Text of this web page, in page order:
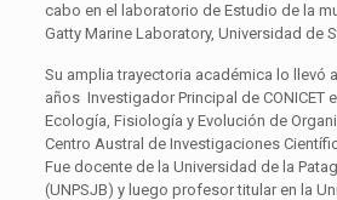
cabo en el laboratorio de Estudio de la
Gatty Marine Laboratory, Universidad de
Su amplia trayectoria académica lo llevó
años Investigador Principal de CONICET
Ecología, Fisiología y Evolución de
Centro Austral de Investigaciones
Fue docente de la Universidad de la
(UNPSJB) y luego profesor titular en la